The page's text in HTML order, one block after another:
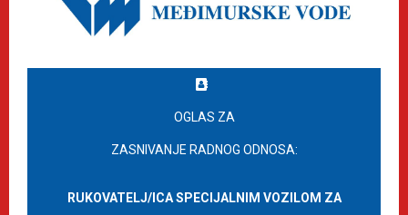
OGLAS ZA
ZASNIVANJE RADNOG ODNOSA:
RUKOVATELJ/ICA SPECIJALNIM VOZILOM ZA